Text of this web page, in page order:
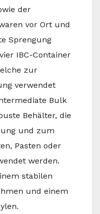
der
vor Ort und
Sprengung
IBC-Container
zur
verwendet
Bulk
Behälter, die
und zum
Pasten oder
werden.
stabilen
und einem